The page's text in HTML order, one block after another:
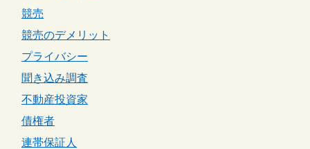
競売
競売のデメリット
プライバシー
聞き込み調査
不動産投資家
債権者
連帯保証人